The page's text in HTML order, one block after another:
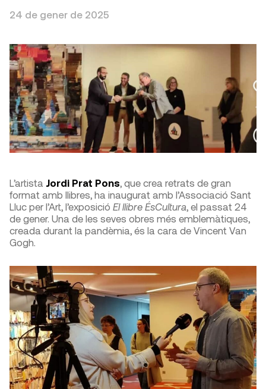
24 de gener de 2025
L’artista Jordi Prat Pons , que crea retrats de gran
format amb llibres, ha inaugurat amb l’Associació Sant
Lluc per l’Art, l’exposició El llibre ÉsCultura , el passat 24
de gener. Una de les seves obres més emblemàtiques,
creada durant la pandèmia, és la cara de Vincent Van
Gogh.